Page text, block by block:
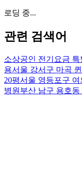
로딩 중...
관련 검색어
소상공인 전기요금 특
용서울 강서구 마곡
20평서울 영등포구
병원 부산 남구 용호